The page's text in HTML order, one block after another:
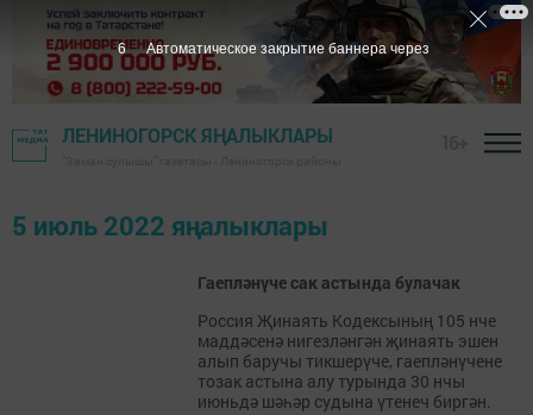
ЛЕНИНОГОРСК ЯҢАЛЫКЛАРЫ
5 июль 2022 яңалыклары
Гаепләнүче сак астында булачак
Россия Җинаять Кодексының 105 нче
маддәсенә нигезләнгән җинаять эшен
алып баручы тикшерүче, гаепләнүчене
тозак астына алу турында 30 нчы
июньдә шәһәр судына үтенеч биргән.
5 Автоматическое закрытие баннера через